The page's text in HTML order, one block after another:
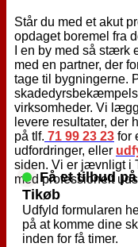
Står du med et akut
opdaget boremel fra
I en by med så stærk
med en partner, der
tage til bygningerne.
virksomheder. Vi
levere resultater, der
på tlf. 71 99 23 23 for
udfordringer, eller
siden. Vi er jævnligt i
med professionelt
Få et tilbud
Tikøb
Udfyld formularen
på at komme dine
inden for få timer.